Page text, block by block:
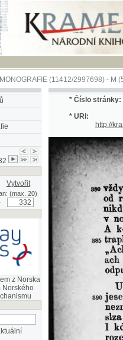
(11412/2997698) -M (579/
Vytvořit
(max. 20)
z Norska
http://